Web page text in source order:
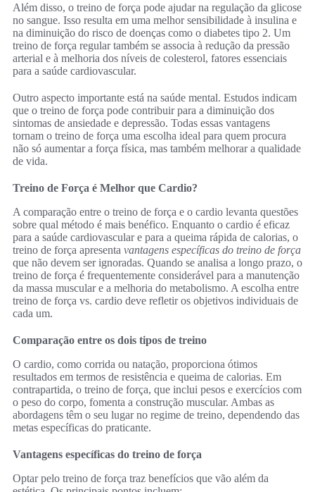
Além disso, o treino de força pode ajudar na regulação da glicose
no sangue. Isso resulta em uma melhor sensibilidade à insulina e
na diminuição do risco de doenças como o diabetes tipo 2. Um
treino de força regular também se associa à redução da pressão
arterial e à melhoria dos níveis de colesterol, fatores essenciais
para a saúde cardiovascular.
Outro aspecto importante está na saúde mental. Estudos indicam
que o treino de força pode contribuir para a diminuição dos
sintomas de ansiedade e depressão. Todas essas vantagens
tornam o treino de força uma escolha ideal para quem procura
não só aumentar a força física, mas também melhorar a qualidade
de vida.
Treino de Força é Melhor que Cardio?
A comparação entre o treino de força e o cardio levanta questões
sobre qual método é mais benéfico. Enquanto o cardio é eficaz
para a saúde cardiovascular e para a queima rápida de calorias, o
treino de força apresenta vantagens específicas do treino de força
que não devem ser ignoradas. Quando se analisa a longo prazo, o
treino de força é frequentemente considerável para a manutenção
da massa muscular e a melhoria do metabolismo. A escolha entre
treino de força vs. cardio deve refletir os objetivos individuais de
cada um.
Comparação entre os dois tipos de treino
O cardio, como corrida ou natação, proporciona ótimos
resultados em termos de resistência e queima de calorias. Em
contrapartida, o treino de força, que inclui pesos e exercícios com
o peso do corpo, fomenta a construção muscular. Ambas as
abordagens têm o seu lugar no regime de treino, dependendo das
metas específicas do praticante.
Vantagens específicas do treino de força
Optar pelo treino de força traz benefícios que vão além da